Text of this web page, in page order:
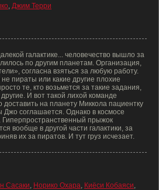
, Джим Терри
галактике... человечество вышло за
по другим планетам. Организация,
согласна взяться за любую работу.
пираты или какие другие плохие
те, кто возьмется за такие задания,
И вот такой лихой команде
доставить на планету Миккола пациентку
соглашается. Однако в космосе
Гиперпространственный прыжок
вообще в другой части галактики, за
их за пиратов. И тут груз исчезает.
Сасаки, Норико Охара, Киёси Кобаяси,